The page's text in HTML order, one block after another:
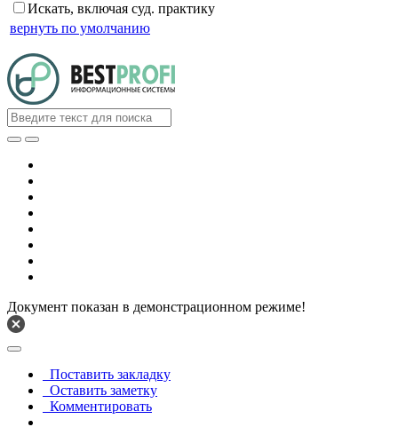
Искать, включая суд. практику
вернуть по умолчанию
Документ показан в демонстрационном режиме!
Поставить закладку
Оставить заметку
Комментировать